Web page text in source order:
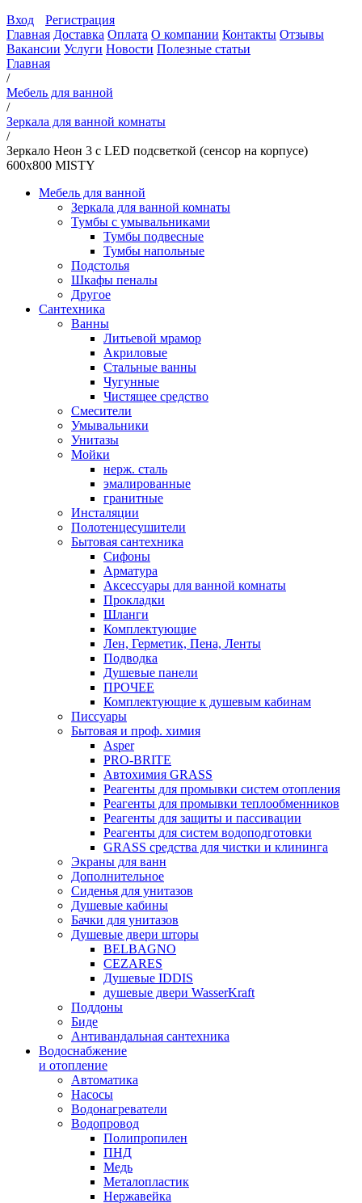
Вход
Регистрация
Главная Доставка Оплата О компании Контакты Отзывы
Вакансии Услуги Новости Полезные статьи
Главная
/
Мебель для ванной
/
Зеркала для ванной комнаты
/
Зеркало Неон 3 с LED подсветкой (сенсор на корпусе)
600х800 MISTY
Мебель для ванной
Зеркала для ванной комнаты
Тумбы с умывальниками
Тумбы подвесные
Тумбы напольные
Подстолья
Шкафы пеналы
Другое
Сантехника
Ванны
Литьевой мрамор
Акриловые
Стальные ванны
Чугунные
Чистящее средство
Смесители
Умывальники
Унитазы
Мойки
нерж. сталь
эмалированные
гранитные
Инсталяции
Полотенцесушители
Бытовая сантехника
Сифоны
Арматура
Аксессуары для ванной комнаты
Прокладки
Шланги
Комплектующие
Лен, Герметик, Пена, Ленты
Подводка
Душевые панели
ПРОЧЕЕ
Комплектующие к душевым кабинам
Писсуары
Бытовая и проф. химия
Asper
PRO-BRITE
Автохимия GRASS
Реагенты для промывки систем отопления
Реагенты для промывки теплообменников
Реагенты для защиты и пассивации
Реагенты для систем водоподготовки
GRASS средства для чистки и клининга
Экраны для ванн
Дополнительное
Сиденья для унитазов
Душевые кабины
Бачки для унитазов
Душевые двери шторы
BELBAGNO
CEZARES
Душевые IDDIS
душевые двери WasserKraft
Поддоны
Биде
Антивандальная сантехника
Водоснабжение
и отопление
Автоматика
Насосы
Водонагреватели
Водопровод
Полипропилен
ПНД
Медь
Металопластик
Нержавейка